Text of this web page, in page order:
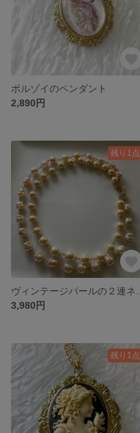
ボルゾイのペンダント
2,890円
残り1点
3,980円
残り1点